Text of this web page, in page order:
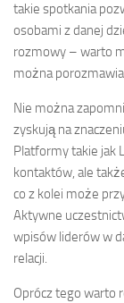
takie spotkania
osobami z danej
rozmowy – warto
można
Nie można
zyskują na
Platformy takie jak
kontaktów, ale
co z kolei może
Aktywne
wpisów liderów w
relacji.
Oprócz tego warto